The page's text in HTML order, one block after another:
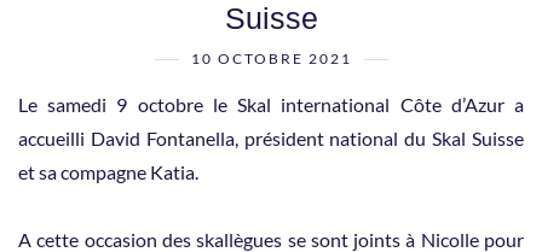
Suisse
10 OCTOBRE 2021
Le samedi 9 octobre le Skal international Côte d’Azur a
accueilli David Fontanella, président national du Skal Suisse
et sa compagne Katia.
A cette occasion des skallègues se sont joints à Nicolle pour